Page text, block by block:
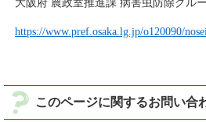
大阪府 農政室推進課 病害虫防除グル
https://www.pref.osaka.lg.jp/o120090/
このページに関するお問い合